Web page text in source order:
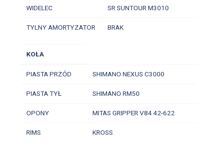
WIDELEC SR SUNTOUR M3010
TYLNY AMORTYZATOR BRAK
KOŁA
PIASTA PRZÓD SHIMANO NEXUS C3000
PIASTA TYŁ SHIMANO RM50
OPONY MITAS GRIPPER V84 42-622
RIMS KROSS